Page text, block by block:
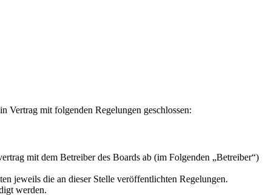
Vertrag mit folgenden Regelungen geschlossen:
mit dem Betreiber des Boards ab (im Folgenden „Betreiber“)
jeweils die an dieser Stelle veröffentlichten Regelungen.
werden.